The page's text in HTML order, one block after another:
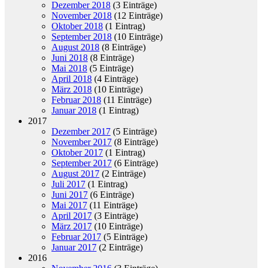
Dezember 2018 (3 Einträge)
November 2018 (12 Einträge)
Oktober 2018 (1 Eintrag)
September 2018 (10 Einträge)
August 2018 (8 Einträge)
Juni 2018 (8 Einträge)
Mai 2018 (5 Einträge)
April 2018 (4 Einträge)
März 2018 (10 Einträge)
Februar 2018 (11 Einträge)
Januar 2018 (1 Eintrag)
2017
Dezember 2017 (5 Einträge)
November 2017 (8 Einträge)
Oktober 2017 (1 Eintrag)
September 2017 (6 Einträge)
August 2017 (2 Einträge)
Juli 2017 (1 Eintrag)
Juni 2017 (6 Einträge)
Mai 2017 (11 Einträge)
April 2017 (3 Einträge)
März 2017 (10 Einträge)
Februar 2017 (5 Einträge)
Januar 2017 (2 Einträge)
2016